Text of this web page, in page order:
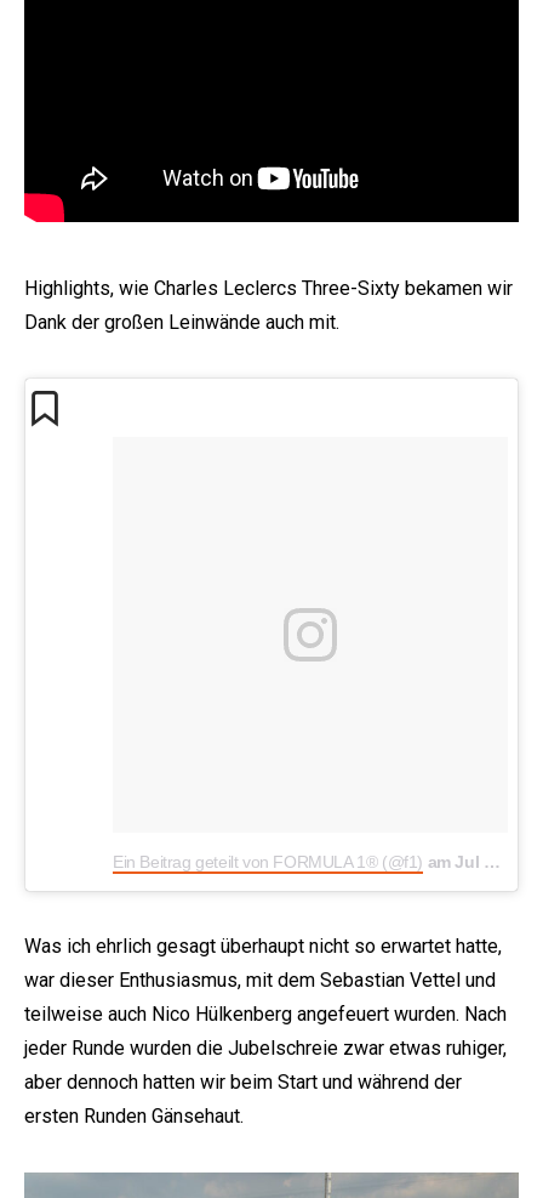
Highlights, wie Charles Leclercs Three-Sixty bekamen wir
Dank der großen Leinwände auch mit.
Ein Beitrag geteilt von FORMULA 1® (@f1) amJul 22, 2018 um 11:35 PDT
Was ich ehrlich gesagt überhaupt nicht so erwartet hatte,
war dieser Enthusiasmus, mit dem Sebastian Vettel und
teilweise auch Nico Hülkenberg angefeuert wurden. Nach
jeder Runde wurden die Jubelschreie zwar etwas ruhiger,
aber dennoch hatten wir beim Start und während der
ersten Runden Gänsehaut.